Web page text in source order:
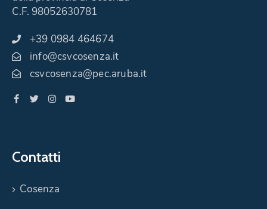
C.F. 98052630781
+39 0984 464674
info@csvcosenza.it
csvcosenza@pec.aruba.it
Contatti
Cosenza